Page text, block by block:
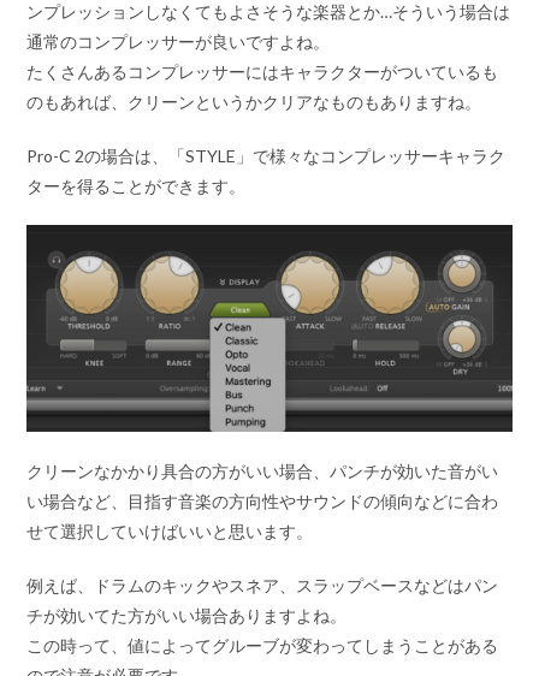
ンプレッションしなくてもよさそうな楽器とか…そういう場合は
通常のコンプレッサーが良いですよね。
たくさんあるコンプレッサーにはキャラクターがついているも
のもあれば、クリーンというかクリアなものもありますね。
Pro-C 2の場合は、「STYLE」で様々なコンプレッサーキャラク
ターを得ることができます。
クリーンなかかり具合の方がいい場合、パンチが効いた音がい
い場合など、目指す音楽の方向性やサウンドの傾向などに合わ
せて選択していけばいいと思います。
例えば、ドラムのキックやスネア、スラップベースなどはパン
チが効いてた方がいい場合ありますよね。
この時って、値によってグルーブが変わってしまうことがある